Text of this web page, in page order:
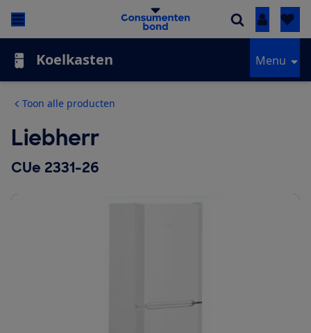
Inloggen
Koelkasten Menu
Toon alle producten
Liebherr
CUe 2331-26